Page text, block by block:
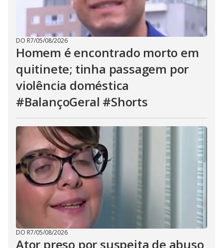
DO R7/05/08/2026
Homem é encontrado morto em
quitinete; tinha passagem por
violência doméstica
#BalançoGeral #Shorts
DO R7/05/08/2026
Ator preso por suspeita de abuso